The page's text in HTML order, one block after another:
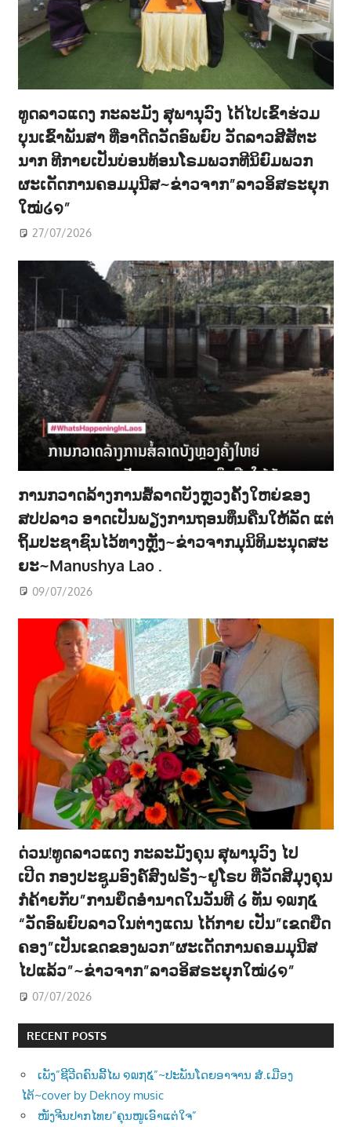
ທູດລາວແດງ ກະລະມັງ ສຸພານຸວົງ ໄດ້ໄປເຂົ້າຮ່ວມ
ບຸນເຂົ້າພັນສາ ທີ່ອາດີດວັດອົພຍົບ ວັດລາວສີສັຕະ
ນາກ ທີກາຍເປັນບ່ອນທ້ອນໂຣມພວກທີນິຍົມພວກ
ຜະເດັດການຄອມມຸນີສ~ຂ່າວຈາກ”ລາວອິສຣະຍຸກ
ໃໝ່໒໑”
27/07/2026
ການກວາດລ້າງການສໍ້ລາດບັງຫຼວງຄັ້ງໃຫຍ່ຂອງ
ສປປລາວ ອາດເປັນພຽງການຖອນທຶນຄືນໃຫ້ລັດ ແຕ່
ຖິ້ມປະຊາຊົນໄວ້ທາງຫຼັງ~ຂ່າວຈາກມຸນິທິມະນຸດສະ
ຍະ~Manushya Lao .
09/07/2026
ດ່ວນ!ທູດລາວແດງ ກະລະມັງຄຸນ ສຸພານຸວົງ ໄປ
ເປີດ ກອງປະຊູມອົງຄ໌ສົງຝຣັ່ງ~ຢູໂຣບ ທີ່ວັດສີມຸງຄຸນ
ກໍຄ້າຍກັບ”ການຍຶດອຳນາດໃນວັນທີ ໒ ທັນ ໑໙໗໕
“ວັດອົພຍົບລາວໃນຕ່າງແດນ ໄດ້ກາຍ ເປັນ”ເຂດຍືດ
ຄອງ”ເປັນເຂດຂອງພວກ”ຜະເດັດການຄອມມຸນີສ
ໄປແລ້ວ”~ຂ່າວຈາກ”ລາວອິສຣະຍຸກໃໝ່໒໑”
07/07/2026
RECENT POSTS
ເພັງ”ຊີວີດຄົນລີ້ໄພ ໑໙໗໕”~ປະພັນໂດຍອາຈານ ສໍ.ເມືອງ
ໄຕ້~cover by Deknoy music
ໜັງຈີນປາກໄທຍ”ຄຸນໜູເອົາແຕ່ໃຈ”